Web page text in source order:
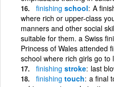
finishing school A
where rich or upper-class
manners and other social
suitable for them. a Swiss
Princess of Wales attended
school where rich girls go to
finishing stroke last
finishing touch a final